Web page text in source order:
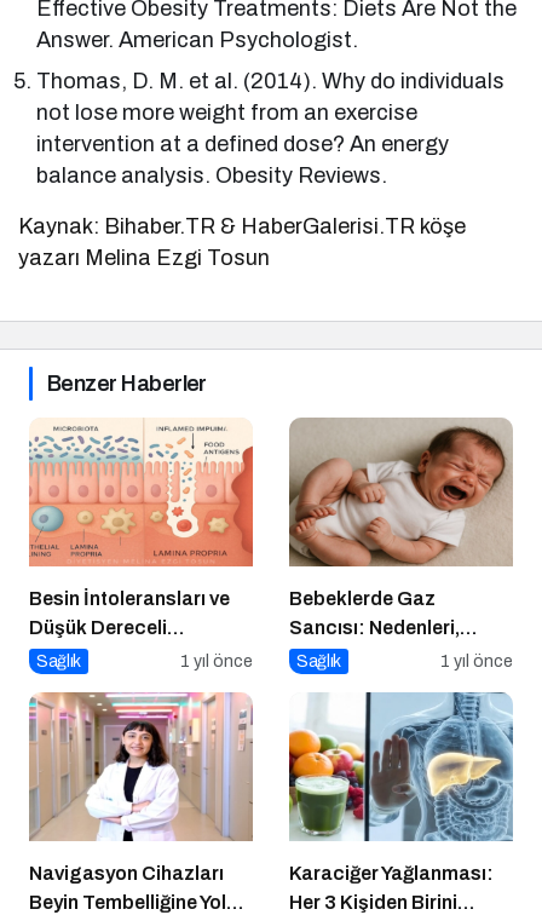
Effective Obesity Treatments: Diets Are Not the
Answer. American Psychologist.
Thomas, D. M. et al. (2014). Why do individuals
not lose more weight from an exercise
intervention at a defined dose? An energy
balance analysis. Obesity Reviews.
Kaynak: Bihaber.TR & HaberGalerisi.TR köşe
yazarı Melina Ezgi Tosun
Benzer Haberler
Besin İntoleransları ve
Düşük Dereceli
Enflamasyonun Kronik
Sağlık 1 yıl önce
Bebeklerde Gaz
Sancısı: Nedenleri,
Belirtileri ve Etkili
Sağlık 1 yıl önce
Navigasyon Cihazları
Beyin Tembelliğine Yol
Karaciğer Yağlanması:
Her 3 Kişiden Birini